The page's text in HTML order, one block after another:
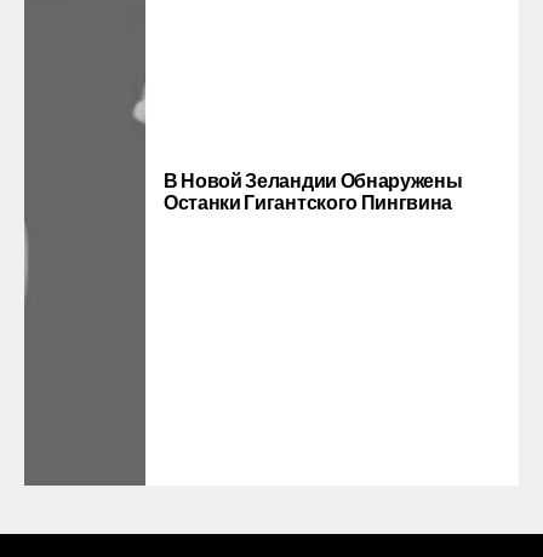
В Новой Зеландии Обнаружены
Останки Гигантского Пингвина